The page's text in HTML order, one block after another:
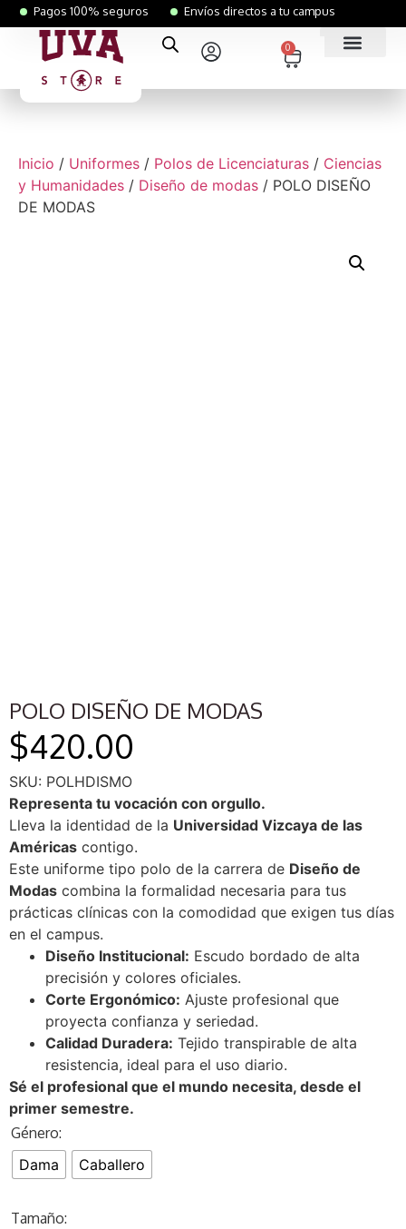
Pagos 100% seguros Envíos directos a tu campus
0
Inicio / Uniformes / Polos de Licenciaturas / Ciencias
y Humanidades / Diseño de modas / POLO DISEÑO
DE MODAS
POLO DISEÑO DE MODAS
$420.00
SKU: POLHDISMO
Representa tu vocación con orgullo.
Lleva la identidad de la Universidad Vizcaya de las
Américas contigo.
Este uniforme tipo polo de la carrera de Diseño de
Modas combina la formalidad necesaria para tus
prácticas clínicas con la comodidad que exigen tus días
en el campus.
Diseño Institucional: Escudo bordado de alta
precisión y colores oficiales.
Corte Ergonómico: Ajuste profesional que
proyecta confianza y seriedad.
Calidad Duradera: Tejido transpirable de alta
resistencia, ideal para el uso diario.
Sé el profesional que el mundo necesita, desde el
primer semestre.
Género:
Dama
Caballero
Tamaño: